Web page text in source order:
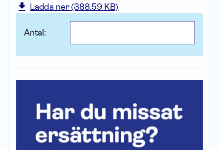
Ladda ner (388.59 KB)
Antal: